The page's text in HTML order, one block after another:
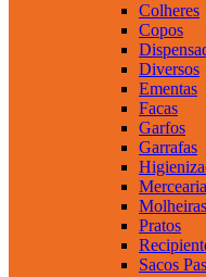
Colheres
Copos
Diversos
Ementas
Facas
Garfos
Garrafas
Molheiras
Pratos
Sacos